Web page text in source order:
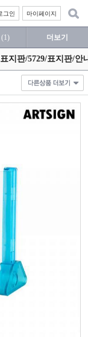
마이페이지
그인
(1) 더보기
지판/5729/표지판/안